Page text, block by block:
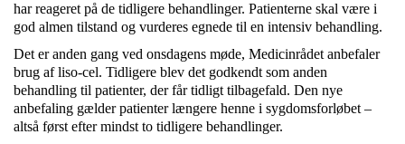
har reageret på de tidligere behandlinger. Patienterne skal være i
god almen tilstand og vurderes egnede til en intensiv behandling.
Det er anden gang ved onsdagens møde, Medicinrådet anbefaler
brug af liso-cel. Tidligere blev det godkendt som anden
behandling til patienter, der får tidligt tilbagefald. Den nye
anbefaling gælder patienter længere henne i sygdomsforløbet –
altså først efter mindst to tidligere behandlinger.